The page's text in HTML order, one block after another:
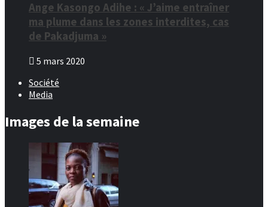
Ange Kasongo Adihe : « J’aime entraîner
ma plume dans les zones interdites, cas
de Pakadjuma »
5 mars 2020
Société
Media
Images de la semaine